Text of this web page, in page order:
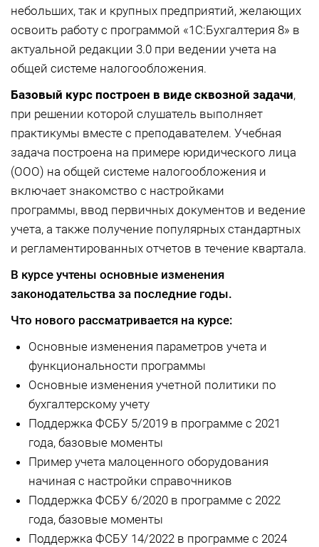
небольших, так и крупных предприятий, желающих
освоить работу с программой «1С:Бухгалтерия 8» в
актуальной редакции 3.0 при ведении учета на
общей системе налогообложения.
Базовый курс построен в виде сквозной задачи,
при решении которой слушатель выполняет
практикумы вместе с преподавателем. Учебная
задача построена на примере юридического лица
(ООО) на общей системе налогообложения и
включает знакомство с настройками
программы, ввод первичных документов и ведение
учета, а также получение популярных стандартных
и регламентированных отчетов в течение квартала.
В курсе учтены основные изменения
законодательства за последние годы.
Что нового рассматривается на курсе:
Основные изменения параметров учета и
функциональности программы
Основные изменения учетной политики по
бухгалтерскому учету
Поддержка ФСБУ 5/2019 в программе с 2021
года, базовые моменты
Пример учета малоценного оборудования
начиная с настройки справочников
Поддержка ФСБУ 6/2020 в программе с 2022
года, базовые моменты
Поддержка ФСБУ 14/2022 в программе с 2024